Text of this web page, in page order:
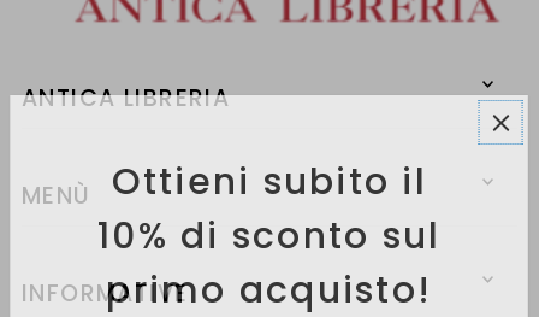
ANTICA LIBRERIA
MENÙ
INFORMATIVE
Ottieni subito il
10% di sconto sul
primo acquisto!